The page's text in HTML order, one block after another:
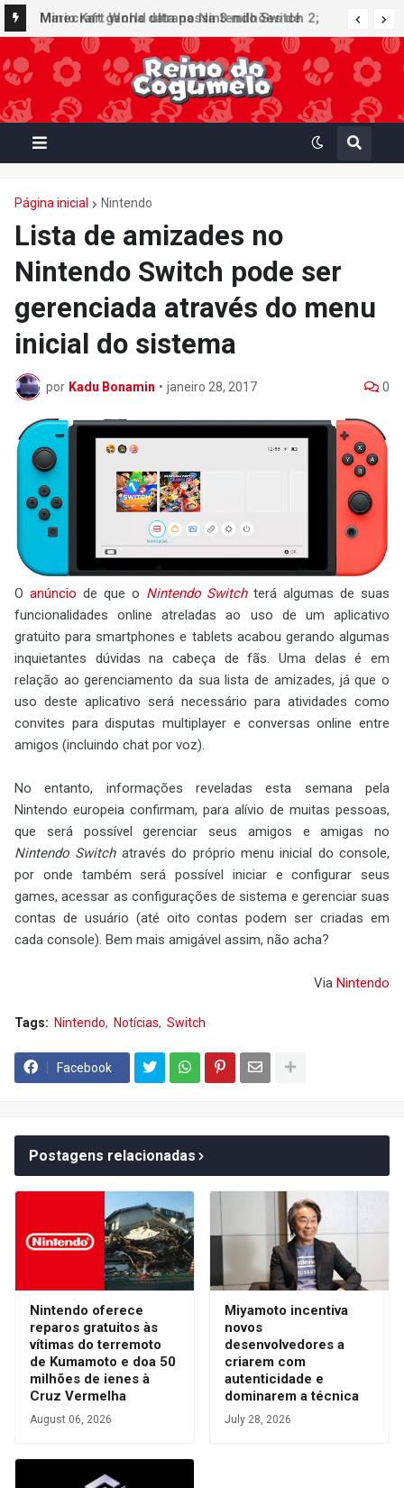
Mario Kart World ultrapassa 3 milhões de
unidades vendidas no Japão e figura no top 30
da Famitsu
Minecraft ganha data no Nintendo Switch 2;
Super Mario Mash-Up receberá atualização
gráfica exclusiva
Página inicial Nintendo
Lista de amizades no
Nintendo Switch pode ser
gerenciada através do menu
inicial do sistema
por Kadu Bonamin • janeiro 28, 2017 0
O anúncio de que o Nintendo Switchterá algumas de suas
funcionalidades online atreladas ao uso de um aplicativo
gratuito para smartphones e tablets acabou gerando algumas
inquietantes dúvidas na cabeça de fãs. Uma delas é em
relação ao gerenciamento da sua lista de amizades, já que o
uso deste aplicativo será necessário para atividades como
convites para disputas multiplayer e conversas online entre
amigos (incluindo chat por voz).
No entanto, informações reveladas esta semana pela
Nintendo europeia confirmam, para alívio de muitas pessoas,
que será possível gerenciar seus amigos e amigas no
Nintendo Switchatravés do próprio menu inicial do console,
por onde também será possível iniciar e configurar seus
games, acessar as configurações de sistema e gerenciar suas
contas de usuário (até oito contas podem ser criadas em
cada console). Bem mais amigável assim, não acha?
Via Nintendo
Tags: Nintendo Notícias Switch
Facebook
Postagens relacionadas
Nintendo oferece
reparos gratuitos às
vítimas do terremoto
de Kumamoto e doa 50
milhões de ienes à
Cruz Vermelha
August 06, 2026
Miyamoto incentiva
novos
desenvolvedores a
criarem com
autenticidade e
dominarem a técnica
July 28, 2026